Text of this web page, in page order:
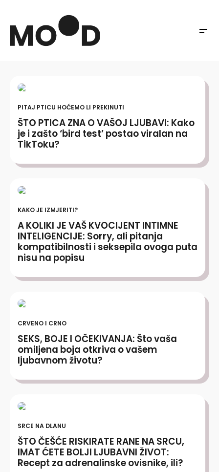
PITAJ PTICU HOĆEMO LI PREKINUTI
ŠTO PTICA ZNA O VAŠOJ LJUBAVI: Kako
je i zašto ‘bird test’ postao viralan na
TikToku?
KAKO JE IZMJERITI?
A KOLIKI JE VAŠ KVOCIJENT INTIMNE
INTELIGENCIJE: Sorry, ali pitanja
kompatibilnosti i seksepila ovoga puta
nisu na popisu
CRVENO I CRNO
SEKS, BOJE I OČEKIVANJA: Što vaša
omiljena boja otkriva o vašem
ljubavnom životu?
SRCE NA DLANU
ŠTO ČEŠĆE RISKIRATE RANE NA SRCU,
IMAT ĆETE BOLJI LJUBAVNI ŽIVOT:
Recept za adrenalinske ovisnike, ili?